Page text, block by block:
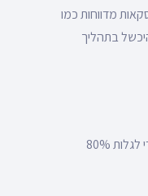
מדווחות כמו
בתהליך
תתפלאו כמה הם אוהבים לשתף ולספר לכם מה לא עובד באתר שלכם מספיק לדבר עם 10 גולשים כדי לגלות 80%